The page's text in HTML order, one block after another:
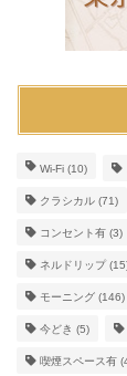
Wi-Fi (10)
クラシカル (71)
コンセント有 (3)
ネルドリップ
モーニング (146)
今どき (5)
喫煙スペース有